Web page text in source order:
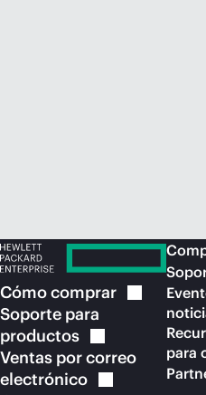
Cómocomprar
Soporte para
productos
Ventas por correo
electrónico
para